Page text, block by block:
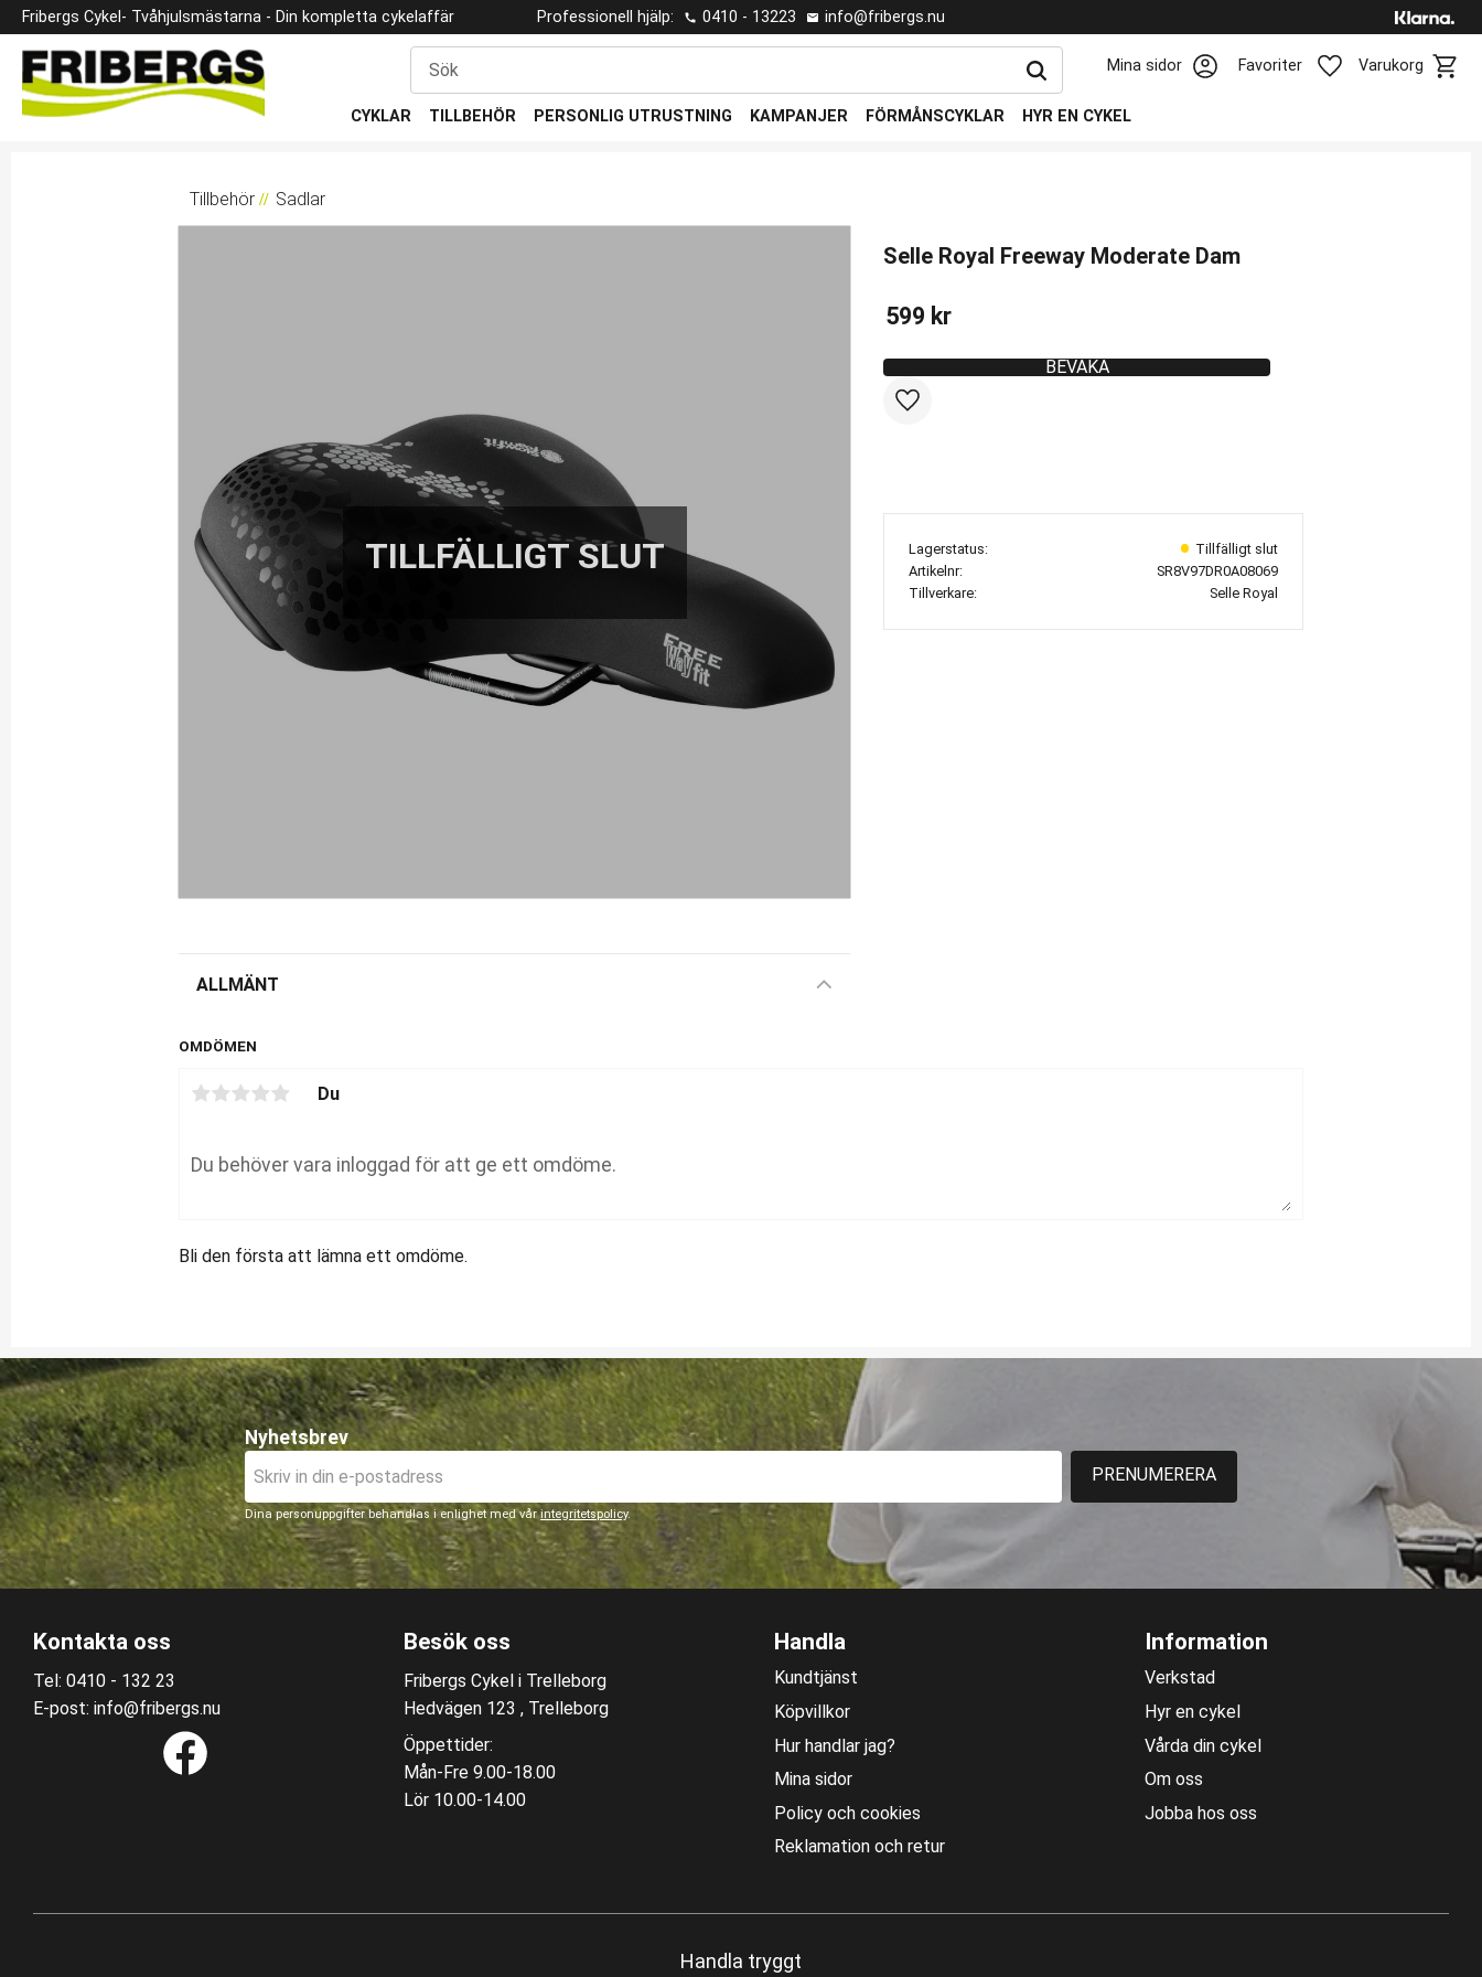
Fribergs Cykel - Tvåhjulsmästarna - Din kompletta cykelaffär Professionell hjälp: 0410 - 13223 info@fribergs.nu
Mina sidor Favoriter Varukorg
Favoriter
CYKLAR TILLBEHÖR PERSONLIG UTRUSTNING KAMPANJER FÖRMÅNSCYKLAR HYR EN CYKEL
Tillbehör Sadlar
Selle Royal Freeway Moderate Dam
599 kr
Lägg till i favoriter
BEVAKA
Lagerstatus
Artikelnr
SR8V97DR0A08069
Tillverkare
Selle Royal
ALLMÄNT
OMDÖMEN
Du
Bli den första att lämna ett omdöme.
Nyhetsbrev
PRENUMERERA
Dina personuppgifter behandlas i enlighet med vårintegritetspolicy.
Kontakta oss
Tel: 0410 - 132 23
E-post: info@fribergs.nu
Besök oss
Fribergs Cykel i Trelleborg
Hedvägen 123 , Trelleborg
Öppettider:
Mån-Fre 9.00-18.00
Lör 10.00-14.00
Handla
Kundtjänst
Köpvillkor
Hur handlar jag?
Mina sidor
Policy och cookies
Reklamation och retur
Information
Verkstad
Hyr en cykel
Vårda din cykel
Om oss
Jobba hos oss
Handla tryggt